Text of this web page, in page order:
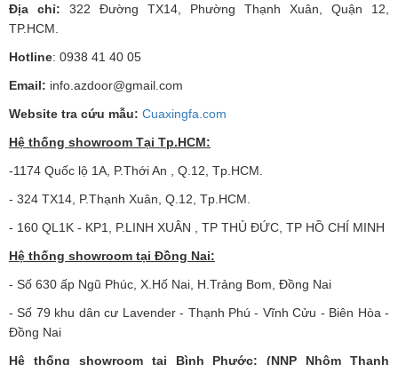
Địa chỉ: 322 Đường TX14, Phường Thạnh Xuân, Quận 12,
TP.HCM.
Hotline: 0938 41 40 05
Email: info.azdoor@gmail.com
Website tra cứu mẫu: Cuaxingfa.com
Hệ thống showroom Tại Tp.HCM:
-1174 Quốc lộ 1A, P.Thới An , Q.12, Tp.HCM.
- 324 TX14, P.Thạnh Xuân, Q.12, Tp.HCM.
- 160 QL1K - KP1, P.LINH XUÂN , TP THỦ ĐỨC, TP HỒ CHÍ MINH
Hệ thống showroom tại Đồng Nai:
- Số 630 ấp Ngũ Phúc, X.Hố Nai, H.Trảng Bom, Đồng Nai
- Số 79 khu dân cư Lavender - Thạnh Phú - Vĩnh Cửu - Biên Hòa -
Đồng Nai
Hệ thống showroom tại Bình Phước: (NNP Nhôm Thanh